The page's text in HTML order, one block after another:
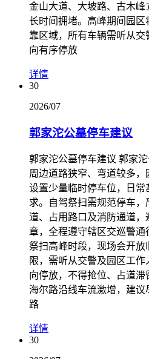
金山大道、大坡路、古木
长时间拥堵。高峰期间园
靠区域，所有车辆需听从
向有序停放
详情
30
2026/07
郭家沱公墓停车建议
郭家沱公墓停车建议 郭家
周边道路狭窄、弯道较多
设置少量临时停车位，日
求。自驾祭扫需规范停车
道、占用路口及消防通道
章，全程遵守辖区交巡警
祭扫高峰时段，现场会开
限，需听从交警及园区工
向停放，不得抢位、占道滞
海尔路沿线车流激增，建
路
详情
30